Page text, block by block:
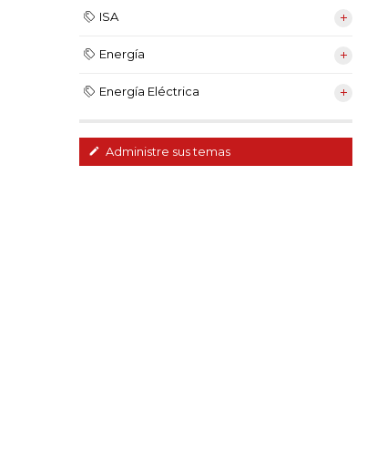
ISA
Energía
Energía Eléctrica
Administre sus temas